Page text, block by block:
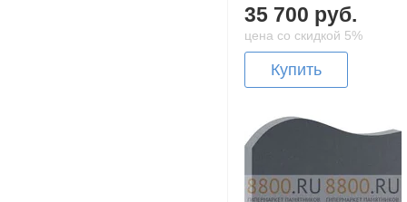
35 700 руб.
цена со скидкой 5%
Купить